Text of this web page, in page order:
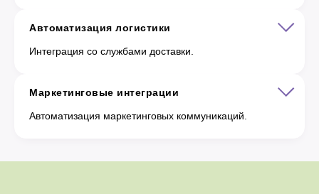
Автоматизация логистики
Интеграция со службами доставки.
Маркетинговые интеграции
Автоматизация маркетинговых коммуникаций.